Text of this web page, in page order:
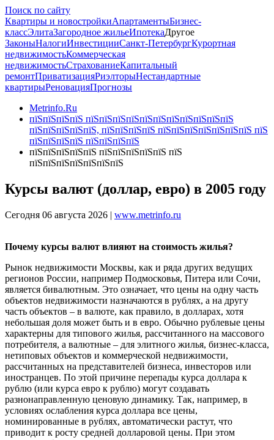
Поиск по сайту
Квартиры и новостройкиАпартаментыБизнес-
классЭлитаЗагородное жильеИпотекаДругое
ЗаконыНалогиИнвестицииСанкт-ПетербургКурортная
недвижимостьКоммерческая
недвижимостьСтрахованиеКапитальный
ремонтПриватизацияРиэлторыНестандартные
квартирыРеновацияПрогнозы
Metrinfo.Ru
пїЅпїЅпїЅпїЅ пїЅпїЅпїЅпїЅпїЅпїЅпїЅпїЅпїЅпїЅпїЅ
пїЅпїЅпїЅпїЅпїЅ, пїЅпїЅпїЅпїЅ пїЅпїЅпїЅпїЅпїЅпїЅпїЅ пїЅ
пїЅпїЅпїЅпїЅ пїЅпїЅпїЅпїЅ
пїЅпїЅпїЅпїЅпїЅ пїЅпїЅпїЅпїЅпїЅ пїЅ
пїЅпїЅпїЅпїЅпїЅпїЅпїЅ
Курсы валют (доллар, евро) в 2005 году
Сегодня 06 августа 2026 | www.metrinfo.ru
Почему курсы валют влияют на стоимость жилья?
Рынок недвижимости Москвы, как и ряда других ведущих
регионов России, например Подмосковья, Питера или Сочи,
является бивалютным. Это означает, что цены на одну часть
объектов недвижимости назначаются в рублях, а на другу
часть объектов – в валюте, как правило, в долларах, хотя
небольшая доля может быть и в евро. Обычно рублевые цены
характерны для типового жилья, рассчитанного на массового
потребителя, а валютные – для элитного жилья, бизнес-класса,
нетиповых объектов и коммерческой недвижимости,
рассчитанных на представителей бизнеса, инвесторов или
иностранцев. По этой причине перепады курса доллара к
рублю (или курса евро к рублю) могут создавать
разнонаправленную ценовую динамику. Так, например, в
условиях ослабления курса доллара все цены,
номинированные в рублях, автоматически растут, что
приводит к росту средней долларовой цены. При этом